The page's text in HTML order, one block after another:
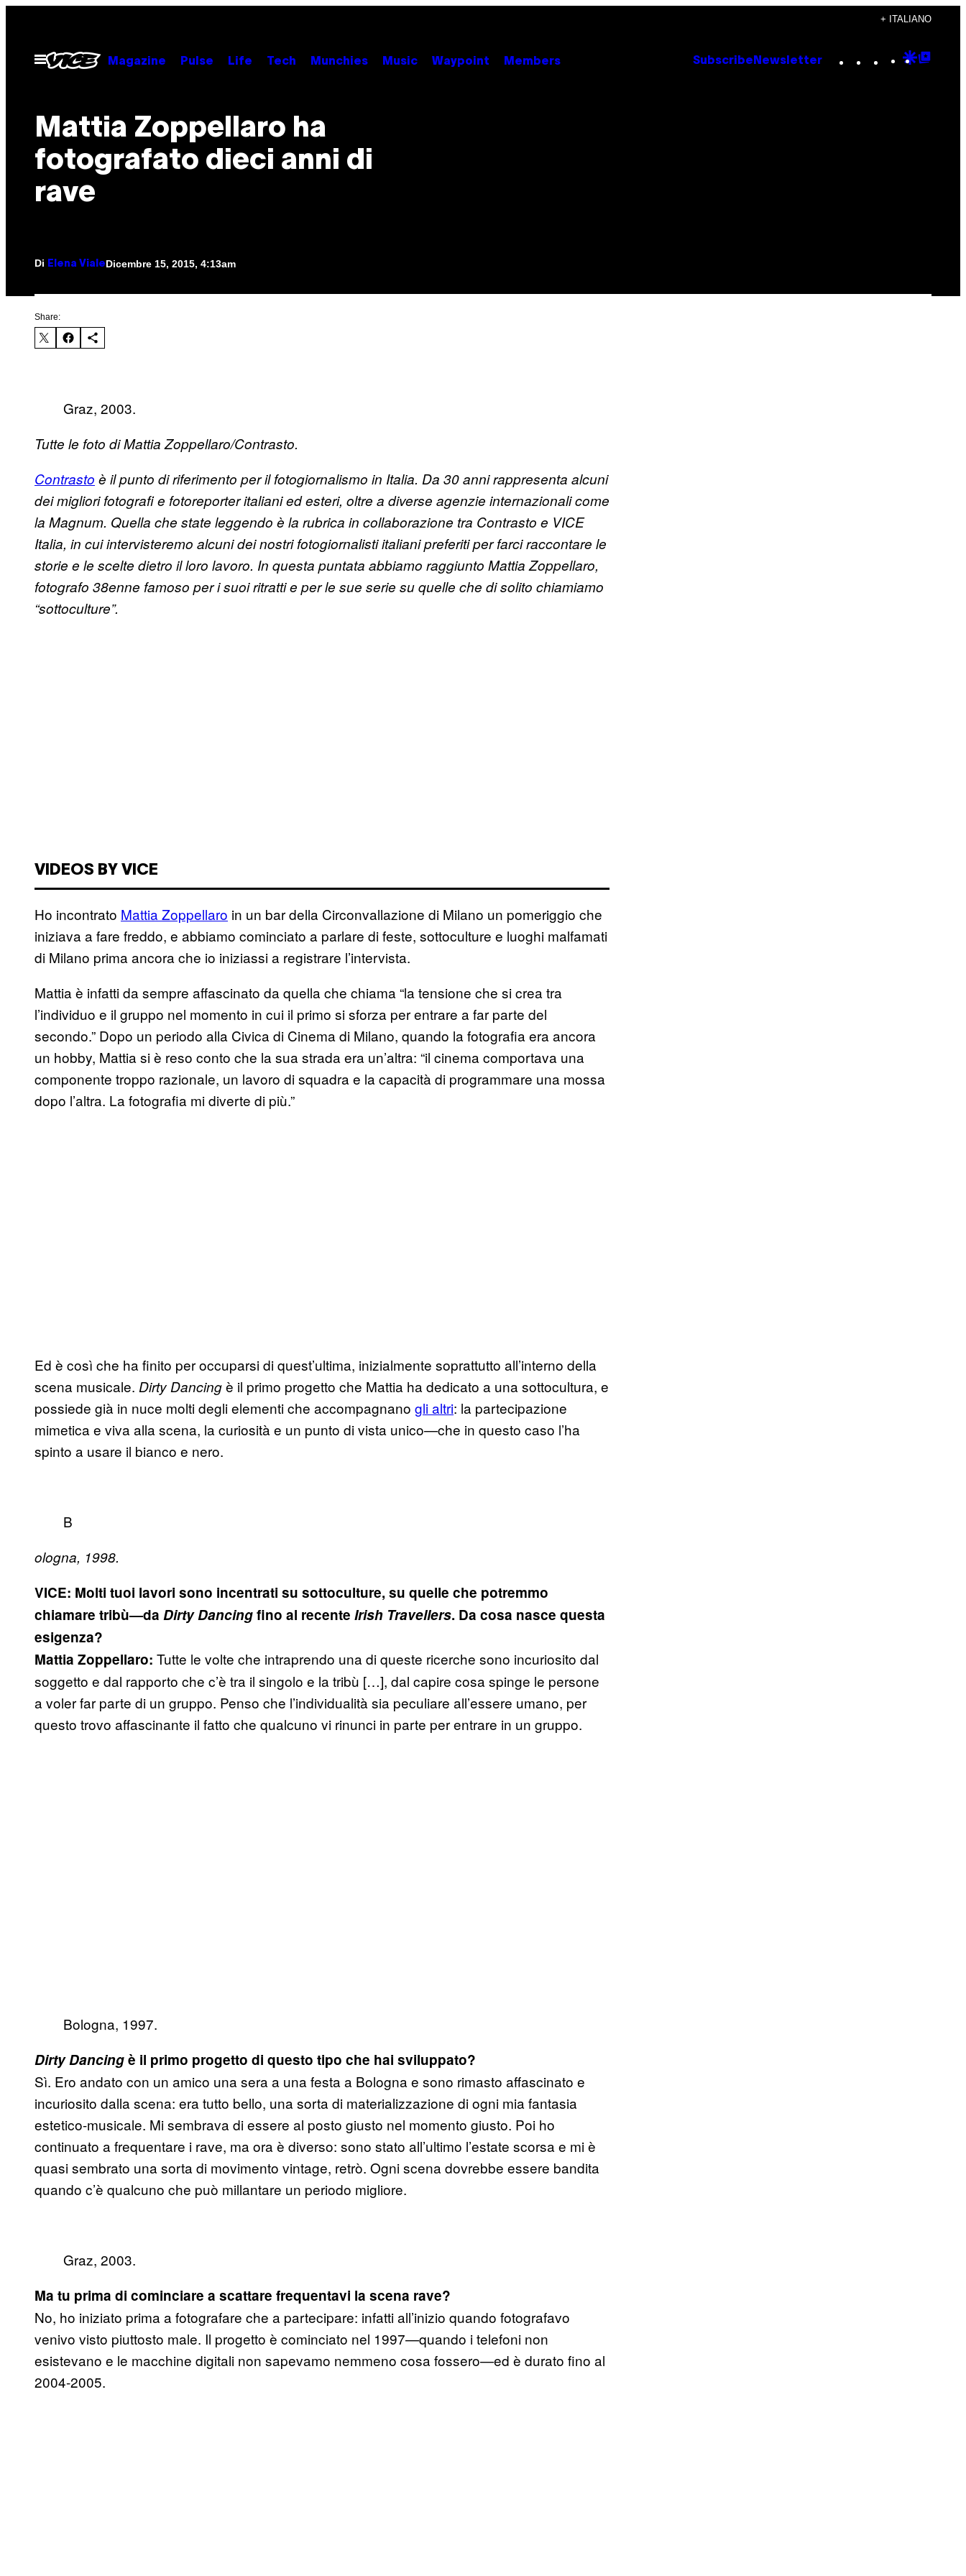
contenuto
+ ITALIANO
Apri
Magazine Pulse Life Tech Munchies Music Waypoint Members Subscribe Newsletter Instagram
TikTok
YouTube
Google
Mattia Zoppellaro ha
fotografato dieci anni di
rave
Di Elena VialeDicembre 15, 2015, 4:13am
Share:
Graz, 2003.
Tutte le foto di Mattia Zoppellaro/Contrasto.
Contrasto è il punto di riferimento per il fotogiornalismo in Italia. Da 30 anni rappresenta alcuni
dei migliori fotografi e fotoreporter italiani ed esteri, oltre a diverse agenzie internazionali come
la Magnum. Quella che state leggendo è la rubrica in collaborazione tra Contrasto e VICE
Italia, in cui intervisteremo alcuni dei nostri fotogiornalisti italiani preferiti per farci raccontare le
storie e le scelte dietro il loro lavoro. In questa puntata abbiamo raggiunto Mattia Zoppellaro,
fotografo 38enne famoso per i suoi ritratti e per le sue serie su quelle che di solito chiamiamo
“sottoculture”.
VIDEOS BY VICE
Ho incontrato Mattia Zoppellaro in un bar della Circonvallazione di Milano un pomeriggio che
iniziava a fare freddo, e abbiamo cominciato a parlare di feste, sottoculture e luoghi malfamati
di Milano prima ancora che io iniziassi a registrare l’intervista.
Mattia è infatti da sempre affascinato da quella che chiama “la tensione che si crea tra
l’individuo e il gruppo nel momento in cui il primo si sforza per entrare a far parte del
secondo.” Dopo un periodo alla Civica di Cinema di Milano, quando la fotografia era ancora
un hobby, Mattia si è reso conto che la sua strada era un’altra: “il cinema comportava una
componente troppo razionale, un lavoro di squadra e la capacità di programmare una mossa
dopo l’altra. La fotografia mi diverte di più.”
Ed è così che ha finito per occuparsi di quest’ultima, inizialmente soprattutto all’interno della
scena musicale. Dirty Dancingè il primo progetto che Mattia ha dedicato a una sottocultura, e
possiede già in nuce molti degli elementi che accompagnano gli altri: la partecipazione
mimetica e viva alla scena, la curiosità e un punto di vista unico—che in questo caso l’ha
spinto a usare il bianco e nero.
B
ologna, 1998.
VICE: Molti tuoi lavori sono incentrati su sottoculture, su quelle che potremmo
chiamare tribù—da Dirty Dancingfino al recente Irish Travellers. Da cosa nasce questa
esigenza?
Mattia Zoppellaro: Tutte le volte che intraprendo una di queste ricerche sono incuriosito dal
soggetto e dal rapporto che c’è tra il singolo e la tribù […], dal capire cosa spinge le persone
a voler far parte di un gruppo. Penso che l’individualità sia peculiare all’essere umano, per
questo trovo affascinante il fatto che qualcuno vi rinunci in parte per entrare in un gruppo.
Bologna, 1997.
Dirty Dancingè il primo progetto di questo tipo che hai sviluppato?
Sì. Ero andato con un amico una sera a una festa a Bologna e sono rimasto affascinato e
incuriosito dalla scena: era tutto bello, una sorta di materializzazione di ogni mia fantasia
estetico-musicale. Mi sembrava di essere al posto giusto nel momento giusto. Poi ho
continuato a frequentare i rave, ma ora è diverso: sono stato all’ultimo l’estate scorsa e mi è
quasi sembrato una sorta di movimento vintage, retrò. Ogni scena dovrebbe essere bandita
quando c’è qualcuno che può millantare un periodo migliore.
Graz, 2003.
Ma tu prima di cominciare a scattare frequentavi la scena rave?
No, ho iniziato prima a fotografare che a partecipare: infatti all’inizio quando fotografavo
venivo visto piuttosto male. Il progetto è cominciato nel 1997—quando i telefoni non
esistevano e le macchine digitali non sapevamo nemmeno cosa fossero—ed è durato fino al
2004-2005.